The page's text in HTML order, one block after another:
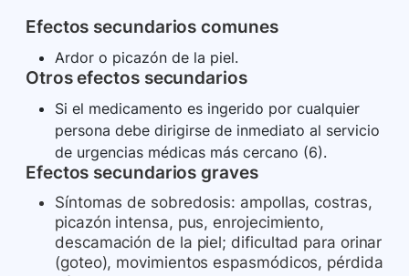
Efectos secundarios comunes
Ardor o picazón de la piel.
Otros efectos secundarios
Si el medicamento es ingerido por cualquier
persona debe dirigirse de inmediato al servicio
de urgencias médicas más cercano (6).
Efectos secundarios graves
Síntomas de sobredosis: ampollas, costras,
picazón intensa, pus, enrojecimiento,
descamación de la piel; dificultad para orinar
(goteo), movimientos espasmódicos, pérdida